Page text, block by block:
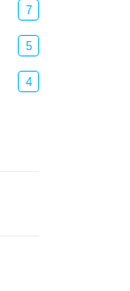
7
5
4